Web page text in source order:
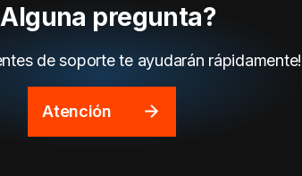
pregunta?
de soporte te ayudarán rápidamente!
Atención